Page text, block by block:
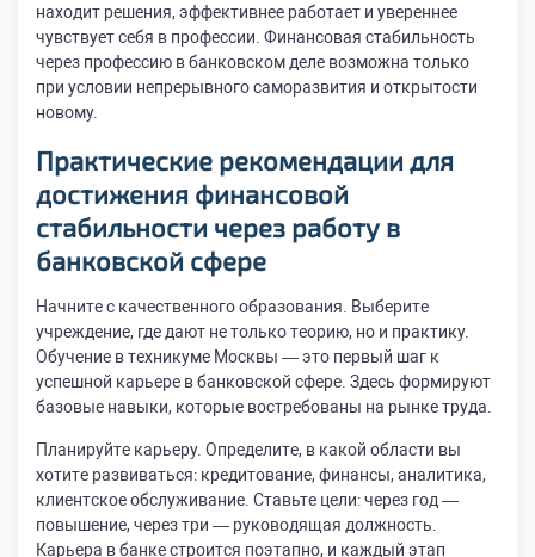
находит решения, эффективнее работает и увереннее
чувствует себя в профессии. Финансовая стабильность
через профессию в банковском деле возможна только
при условии непрерывного саморазвития и открытости
новому.
Практические рекомендации для
достижения финансовой
стабильности через работу в
банковской сфере
Начните с качественного образования. Выберите
учреждение, где дают не только теорию, но и практику.
Обучение в техникуме Москвы — это первый шаг к
успешной карьере в банковской сфере. Здесь формируют
базовые навыки, которые востребованы на рынке труда.
Планируйте карьеру. Определите, в какой области вы
хотите развиваться: кредитование, финансы, аналитика,
клиентское обслуживание. Ставьте цели: через год —
повышение, через три — руководящая должность.
Карьера в банке строится поэтапно, и каждый этап